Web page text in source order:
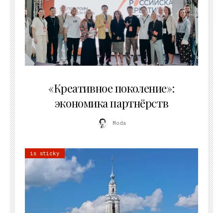
«Креативное поколение»:
экономика партнёрств
Moda
is sticky